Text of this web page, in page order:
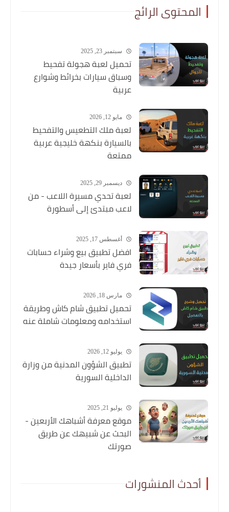
المحتوى الرائج
سبتمبر 23, 2025
تحميل لعبة هجولة تفحيط
وسباق سيارات بخرائط وشوارع
عربية
مايو 12, 2026
لعبة ملك التطعيس والتفحيط
بالسيارة بنكهة خليجية عربية
ممتعة
ديسمبر 29, 2025
لعبة تحدي مسيرة اللاعب - من
لاعب مبتدئ إلى أسطورة
أغسطس 17, 2025
افضل تطبيق بيع وشراء حسابات
فري فاير بأسعار جيدة
مارس 18, 2026
تحميل تطبيق شام كاش وطريقة
استخدامه ومعلومات شاملة عنه
يوليو 12, 2026
تطبيق الشؤون المدنية من وزارة
الداخلية السورية
يوليو 21, 2025
موقع معرفة أشباهك الأربعين -
البحث عن شبيهك عن طريق
صورتك
أحدث المنشورات